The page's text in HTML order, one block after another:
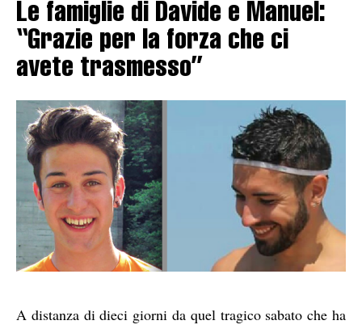
Le famiglie di Davide e Manuel:
“Grazie per la forza che ci
avete trasmesso”
A distanza di dieci giorni da quel tragico sabato che ha